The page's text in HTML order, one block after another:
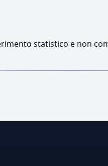
statistico e non